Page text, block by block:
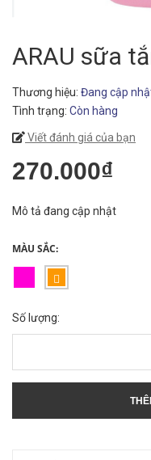
ARAU sữa
Thương hiệu: Đang cập
Tình trạng: Còn hàng
Viết đánh giá của bạn
270.000₫
Mô tả đang cập nhật
MÀU SẮC:
Số lượng: